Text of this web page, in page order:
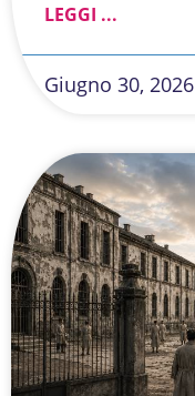
LEGGI ...
Giugno 30, 2026